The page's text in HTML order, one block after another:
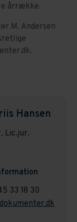
årrække.
M. Andersen
Hansen
Lic.jur.
33 18 30